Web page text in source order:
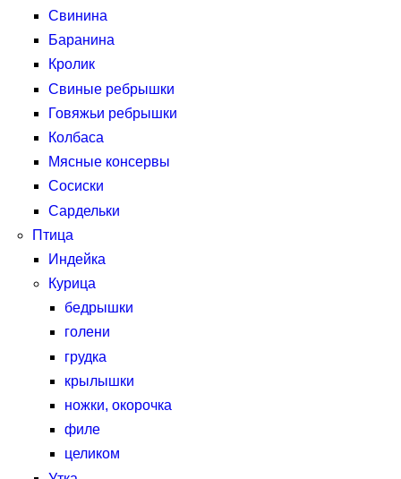
Свинина
Баранина
Кролик
Свиные ребрышки
Говяжьи ребрышки
Колбаса
Мясные консервы
Сосиски
Сардельки
Птица
Индейка
Курица
бедрышки
голени
грудка
крылышки
ножки, окорочка
филе
целиком